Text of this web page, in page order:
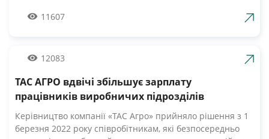
Вже шосту добу наші Збройні Сили героїчно стримують
армії», — зазначив Андрій Табалов, генеральний
Компанія «Волошкове поле» вже відправила понад 10 т
молока для забезпечення біженців та тероборони в
можливість безкоштовно отримати пастеризоване
молоко з бочки за адресами, вказаними на офіційній
11607
12083
ТАС АГРО вдвічі збільшує зарплату
працівників виробничих підрозділів
Керівництво компанії «ТАС Агро» прийняло рішення з 1
березня 2022 року співробітникам, які безпосередньо